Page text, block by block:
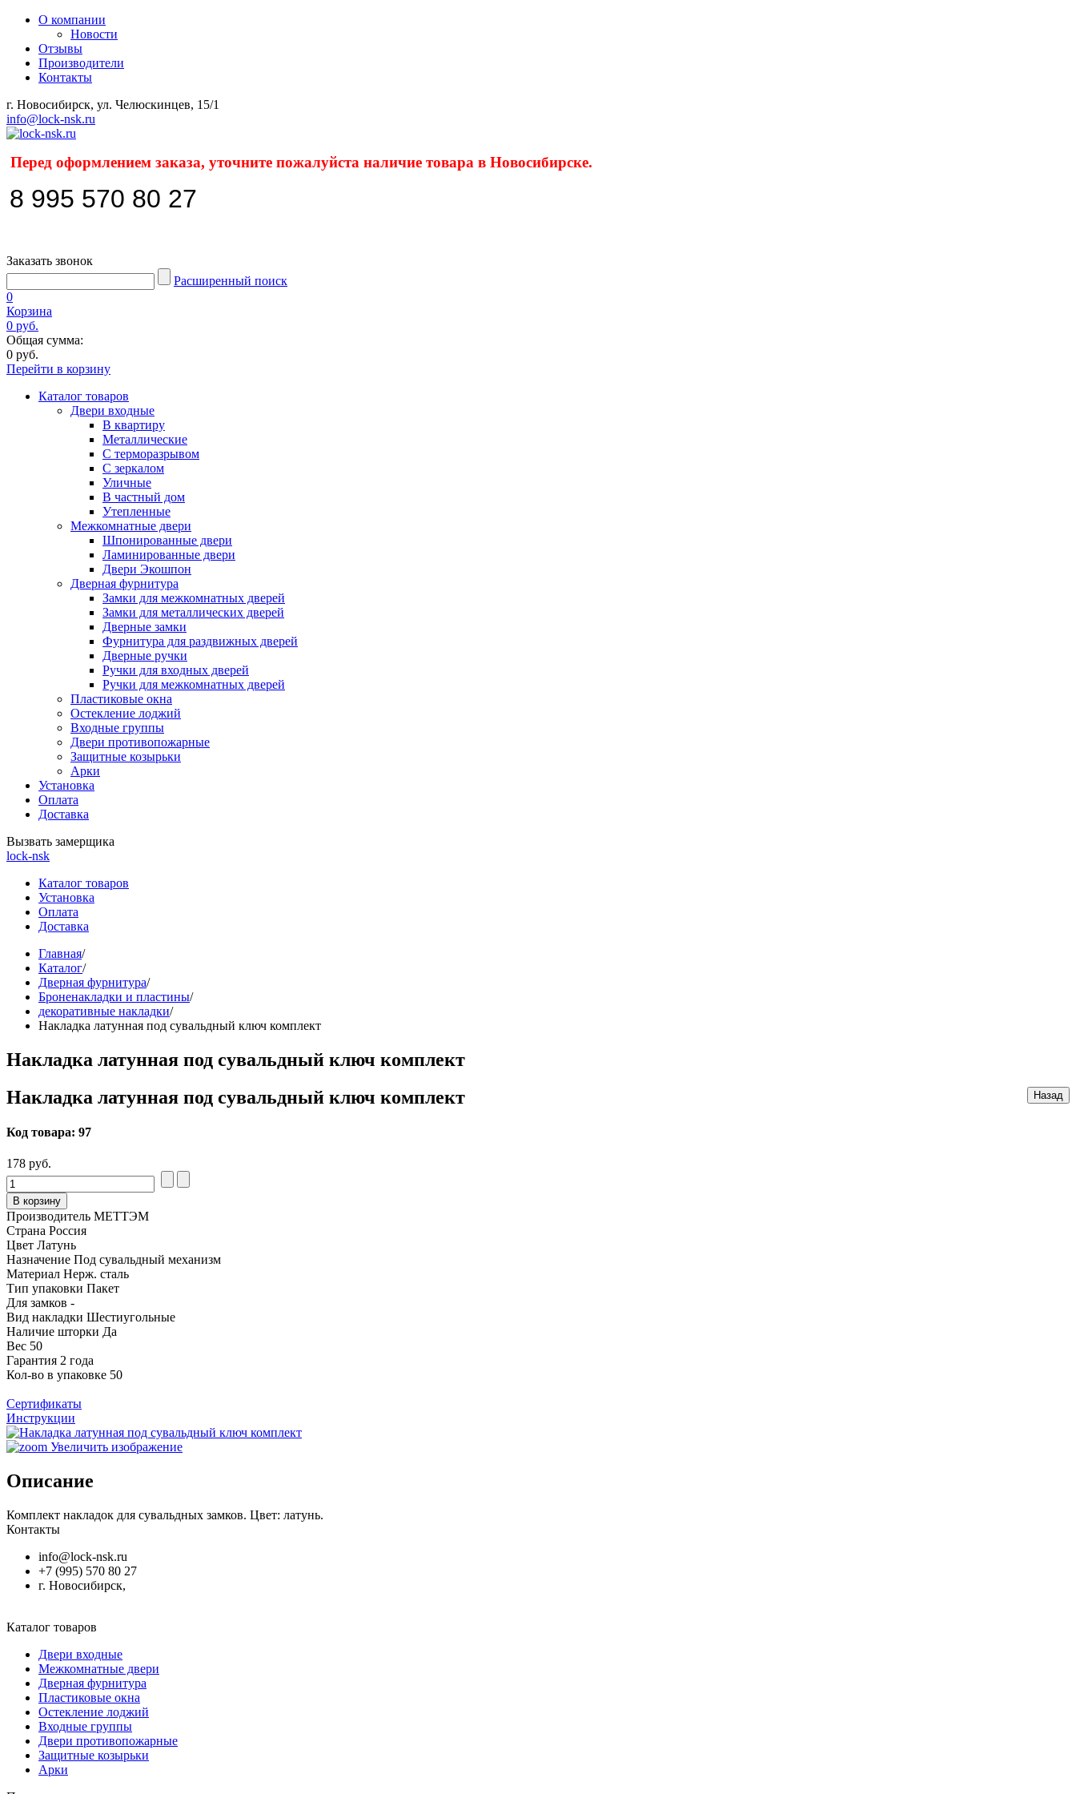
О компании
Новости
Отзывы
Производители
Контакты
г. Новосибирск, ул. Челюскинцев, 15/1
info@lock-nsk.ru
Перед оформлением заказа, уточните пожалуйста наличие товара в Новосибирске.
8 995 570 80 27
Заказать звонок
Расширенный поиск
0
Корзина
0 руб.
Общая сумма:
0 руб.
Перейти в корзину
Каталог товаров
Двери входные
В квартиру
Металлические
С терморазрывом
С зеркалом
Уличные
В частный дом
Утепленные
Межкомнатные двери
Шпонированные двери
Ламинированные двери
Двери Экошпон
Дверная фурнитура
Замки для межкомнатных дверей
Замки для металлических дверей
Дверные замки
Фурнитура для раздвижных дверей
Дверные ручки
Ручки для входных дверей
Ручки для межкомнатных дверей
Пластиковые окна
Остекление лоджий
Входные группы
Двери противопожарные
Защитные козырьки
Арки
Установка
Оплата
Доставка
Вызвать замерщика
lock-nsk
Каталог товаров
Установка
Оплата
Доставка
Главная/
Каталог/
Дверная фурнитура/
Броненакладки и пластины/
декоративные накладки/
Накладка латунная под сувальдный ключ комплект
Накладка латунная под сувальдный ключ комплект
Накладка латунная под сувальдный ключ комплект
Код товара: 97
178 руб.
В корзину
Производитель МЕТТЭМ
Страна Россия
Цвет Латунь
Назначение Под сувальдный механизм
Материал Нерж. сталь
Тип упаковки Пакет
Для замков -
Вид накладки Шестиугольные
Наличие шторки Да
Вес 50
Гарантия 2 года
Кол-во в упаковке 50
Сертификаты
Инструкции
Увеличить изображение
Описание
Комплект накладок для сувальдных замков. Цвет: латунь.
Контакты
info@lock-nsk.ru
+7 (995) 570 80 27
г. Новосибирск,
Каталог товаров
Двери входные
Межкомнатные двери
Дверная фурнитура
Пластиковые окна
Остекление лоджий
Входные группы
Двери противопожарные
Защитные козырьки
Арки